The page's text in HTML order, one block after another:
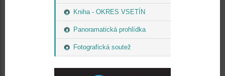
Kniha - OKRES VSETÍN
Panoramatická prohlídka
Fotografická soutež